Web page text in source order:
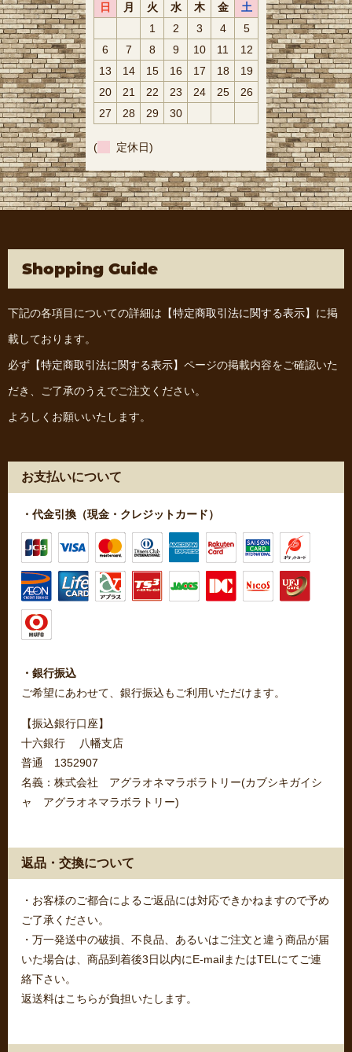
日 月 火 水 木 金
土
1
2 3 4
5
6
7 8 9 10 11
12
13
14 15 16 17 18
19
20
21 22 23 24 25
26
27
28 29 30
( 定休日)
Shopping Guide
下記の各項目についての詳細は 【特定商取引法に関する表示】 に掲
載しております。
必ず 【特定商取引法に関する表示】 ページの掲載内容をご確認いた
だき、ご了承のうえでご注文ください。
よろしくお願いいたします。
お支払いについて
・代金引換（現金・クレジットカード）
・銀行振込
ご希望にあわせて、銀行振込もご利用いただけます。
【振込銀行口座】
十六銀行 八幡支店
普通 1352907
名義：株式会社 アグラオネマラボラトリー(カブシキガイシ
ャ アグラオネマラボラトリー)
返品・交換について
・お客様のご都合によるご返品には対応できかねますので予め
ご了承ください。
・万一発送中の破損、不良品、あるいはご注文と違う商品が届
いた場合は、商品到着後3日以内にE-mailまたはTELにてご連
絡下さい。
返送料はこちらが負担いたします。